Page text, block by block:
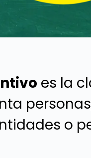
es la
o